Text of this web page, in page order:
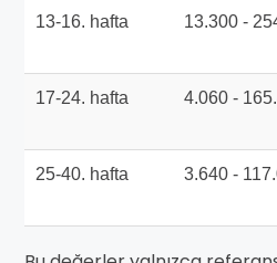
13-16. hafta 13.300 -
17-24. hafta 4.060 -
25-40. hafta 3.640 -